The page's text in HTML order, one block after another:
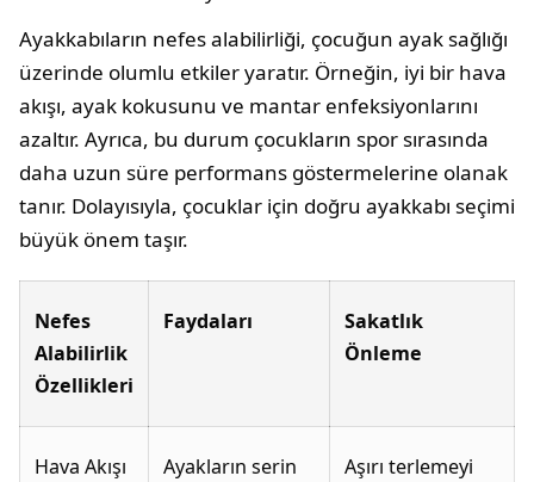
Ayakkabıların nefes alabilirliği, çocuğun ayak sağlığı
üzerinde olumlu etkiler yaratır. Örneğin, iyi bir hava
akışı, ayak kokusunu ve mantar enfeksiyonlarını
azaltır. Ayrıca, bu durum çocukların spor sırasında
daha uzun süre performans göstermelerine olanak
tanır. Dolayısıyla, çocuklar için doğru ayakkabı seçimi
büyük önem taşır.
Nefes
Alabilirlik
Özellikleri
Faydaları
Sakatlık
Önleme
Hava Akışı
Ayakların serin
Aşırı terlemeyi